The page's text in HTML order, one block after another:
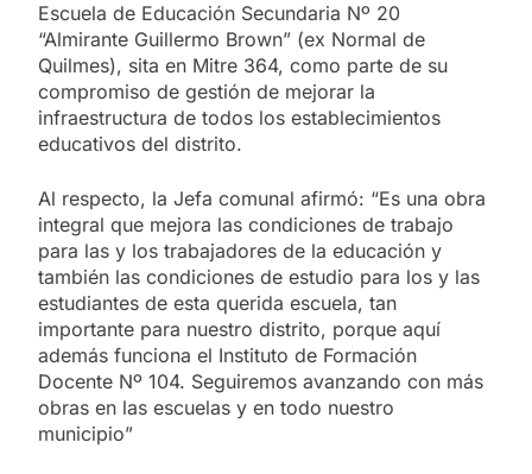
Escuela de Educación Secundaria Nº 20
“Almirante Guillermo Brown” (ex Normal de
Quilmes), sita en Mitre 364, como parte de su
compromiso de gestión de mejorar la
infraestructura de todos los establecimientos
educativos del distrito.
Al respecto, la Jefa comunal afirmó: “Es una obra
integral que mejora las condiciones de trabajo
para las y los trabajadores de la educación y
también las condiciones de estudio para los y las
estudiantes de esta querida escuela, tan
importante para nuestro distrito, porque aquí
además funciona el Instituto de Formación
Docente Nº 104. Seguiremos avanzando con más
obras en las escuelas y en todo nuestro
municipio”